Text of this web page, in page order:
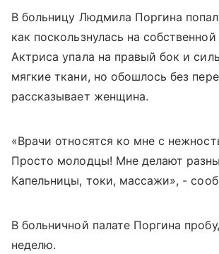
В больницу Людмила Поргина
как поскользнулась на
Актриса упала на правый бок и
мягкие ткани, но обошлось без
рассказывает женщина.
«Врачи относятся ко мне с
Просто молодцы! Мне делают
Капельницы, токи, массажи», -
В больничной палате Поргина
неделю.